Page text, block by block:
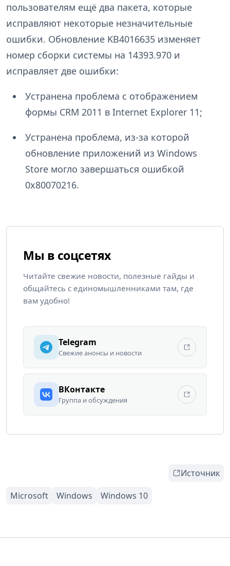
пользователям ещё два пакета, которые
исправляют некоторые незначительные
ошибки. Обновление KB4016635 изменяет
номер сборки системы на 14393.970 и
исправляет две ошибки:
Устранена проблема с отображением
формы CRM 2011 в Internet Explorer 11;
Устранена проблема, из-за которой
обновление приложений из Windows
Store могло завершаться ошибкой
0x80070216.
Мы в соцсетях
Читайте свежие новости, полезные гайды и
общайтесь с единомышленниками там, где
вам удобно!
Telegram
Свежие анонсы и новости
ВКонтакте
Группа и обсуждения
Источник